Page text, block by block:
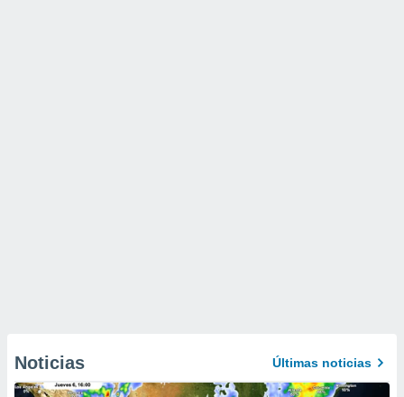
Noticias Últimas noticias